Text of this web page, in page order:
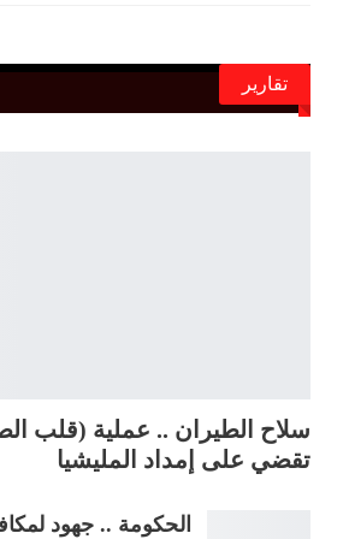
تقارير
سلاح الطيران .. عملية (قلب
تقضي على إمداد المليشيا
الحكومة .. جهود